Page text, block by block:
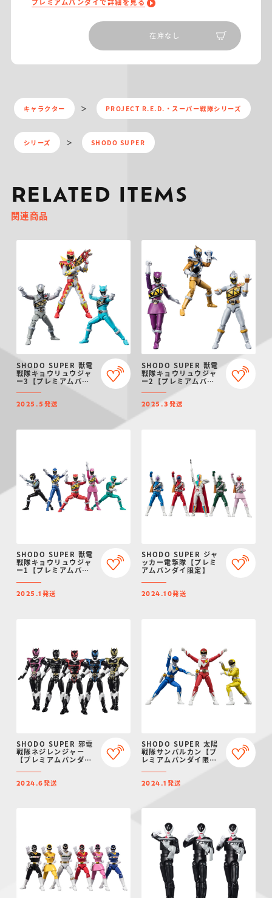
プレミアムバンダイで詳細を見る
在庫なし
キャラクター PROJECT R.E.D.・スーパー戦隊シリーズ
シリーズ SHODO SUPER
RELATED ITEMS
関連商品
SHODO SUPER 獣電
戦隊キョウリュウジャ
ー3【プレミアムバン
2025.5 発送
SHODO SUPER 獣電
戦隊キョウリュウジャ
ー2【プレミアムバン
2025.3 発送
SHODO SUPER 獣電
戦隊キョウリュウジャ
ー1【プレミアムバン
2025.1 発送
SHODO SUPER ジャ
ッカー電撃隊【プレミ
アムバンダイ限定】
2024.10発送
SHODO SUPER 邪電
戦隊ネジレンジャー
【プレミアムバンダイ
2024.6発送
SHODO SUPER 太陽
戦隊サンバルカン【プ
レミアムバンダイ限
2024.1 発送